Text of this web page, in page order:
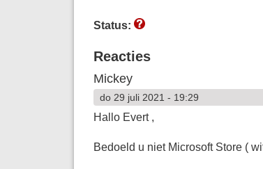
Status:
Reacties
Mickey
do 29 juli 2021 - 19:29
Hallo Evert ,
Bedoeld u niet Microsoft Store (